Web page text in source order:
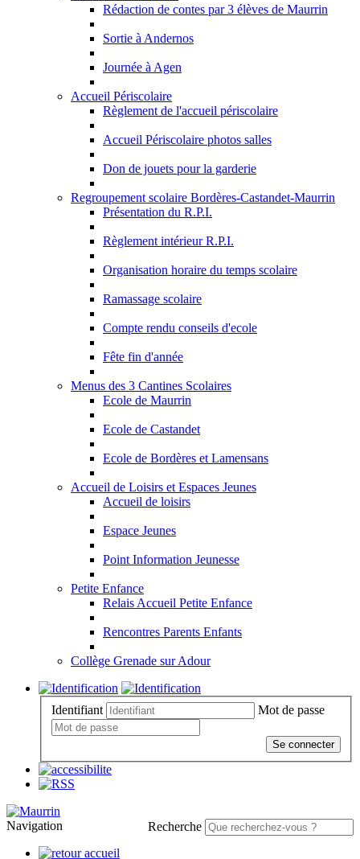
Rédaction de contes par 3 élèves de Maurrin
Sortie à Andernos
Journée à Agen
Accueil Périscolaire
Règlement de l'accueil périscolaire
Accueil Périscolaire photos salles
Don de jouets pour la garderie
Regroupement scolaire Bordères-Castandet-Maurrin
Présentation du R.P.I.
Règlement intérieur R.P.I.
Organisation horaire du temps scolaire
Ramassage scolaire
Compte rendu conseils d'ecole
Fête fin d'année
Menus des 3 Cantines Scolaires
Ecole de Maurrin
Ecole de Castandet
Ecole de Bordères et Lamensans
Accueil de Loisirs et Espaces Jeunes
Accueil de loisirs
Espace Jeunes
Point Information Jeunesse
Petite Enfance
Relais Accueil Petite Enfance
Rencontres Parents Enfants
Collège Grenade sur Adour
Identifiant Mot de passe
Se connecter
Recherche
Navigation